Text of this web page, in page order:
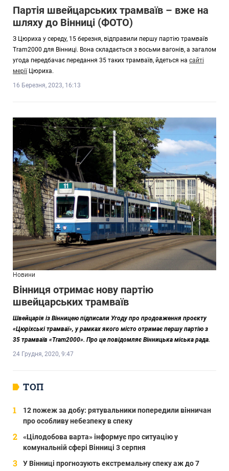
Партія швейцарських трамваїв – вже на
шляху до Вінниці (ФОТО)
З Цюриха у середу, 15 березня, відправили першу партію трамваїв
Tram2000 для Вінниці. Вона складається з восьми вагонів, а загалом
угода передбачає передання 35 таких трамваїв, йдеться на сайті
меріїЦюриха.
16 Березня, 2023, 16:13
Новини
Вінниця отримає нову партію
швейцарських трамваїв
Швейцарія із Вінницею підписали Угоду про продовження проєкту
«Цюріхські трамваї», у рамках якого місто отримає першу партію з
35 трамваїв «Tram2000». Про це повідомляє Вінницька міська рада.
24 Грудня, 2020, 9:47
ТОП
12 пожеж за добу: рятувальники попередили вінничан
про особливу небезпеку в спеку
«Цілодобова варта» інформує про ситуацію у
комунальній сфері Вінниці 3 серпня
У Вінниці прогнозують екстремальну спеку аж до 7